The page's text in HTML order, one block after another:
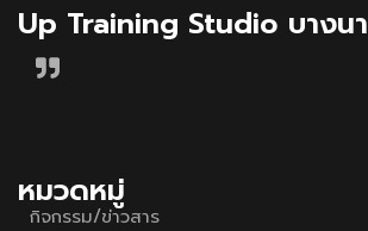
Up Training Studio บางนา
หมวดหมู่
กิจกรรม/ข่าวสาร